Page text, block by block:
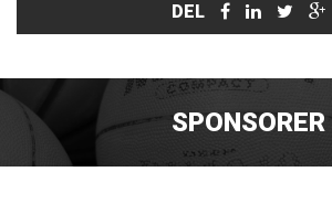
DEL
SPONSORER